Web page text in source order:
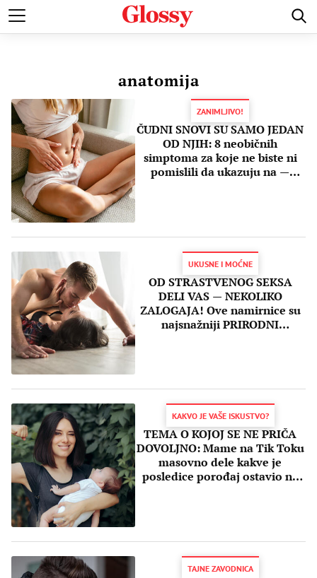
POZNATI MODA I LEPOTA ZDRAVI I SREĆNI LJUBAV
anatomija
ZANIMLJIVO!
ČUDNI SNOVI SU SAMO JEDAN
OD NJIH: 8 neobičnih
simptoma za koje ne biste ni
pomislili da ukazuju na —
UKUSNE I MOĆNE
OD STRASTVENOG SEKSA
DELI VAS — NEKOLIKO
ZALOGAJA! Ove namirnice su
najsnažniji PRIRODNI
KAKVO JE VAŠE ISKUSTVO?
TEMA O KOJOJ SE NE PRIČA
DOVOLJNO: Mame na Tik Toku
masovno dele kakve je
posledice porođaj ostavio na
TAJNE ZAVODNICA